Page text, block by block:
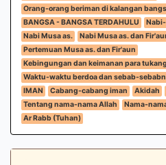
Orang-orang beriman di kalangan
BANGSA - BANGSA TERDAHULU
Nabi Musa as.
Nabi Musa as. dan
Pertemuan Musa as. dan Fir'aun
Kebingungan dan keimanan para
Waktu-waktu berdoa dan sebab-
IMAN
Cabang-cabang iman Akidah
Tentang nama-nama Allah
Nama-
Ar Rabb (Tuhan)